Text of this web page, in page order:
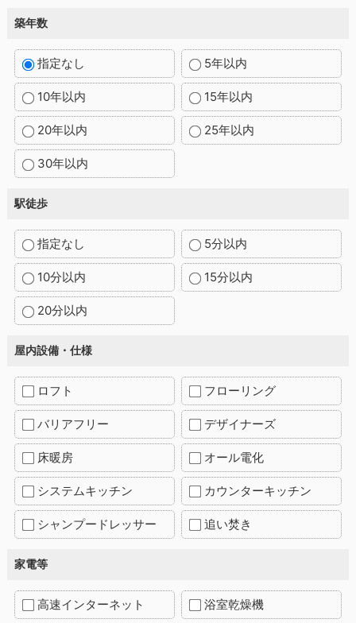
築年数
指定なし 5年以内
10年以内 15年以内
20年以内 25年以内
30年以内
駅徒歩
指定なし 5分以内
10分以内 15分以内
20分以内
屋内設備・仕様
ロフト フローリング
バリアフリー デザイナーズ
床暖房 オール電化
システムキッチン カウンターキッチン
シャンプードレッサー 追い焚き
家電等
高速インターネット 浴室乾燥機